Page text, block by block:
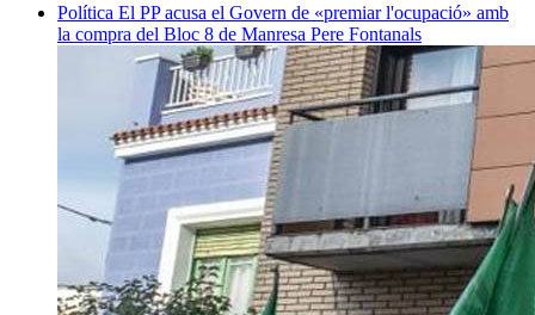
Política El PP acusa el Govern de «premiar l'ocupació» amb
la compra del Bloc 8 de Manresa Pere Fontanals